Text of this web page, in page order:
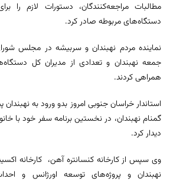
مطالبات مراجعه‌کنندگان، دستورات لازم را
دستگاه‌های مربوطه صادر کرد.
نماینده مردم نهبندان و سربیشه در مجلس
جمعه نهبندان و تعدادی از مدیران کل
همراهی کردند.
استاندار خراسان جنوبی امروز بدو ورود به
گمنام نهبندان، در نخستین برنامه سفر خود با
دیدار کرد.
وی سپس از کارخانه کنسانتره آهن، کارخانه
نهبندان و پروژه‌های توسعه اورژانس و